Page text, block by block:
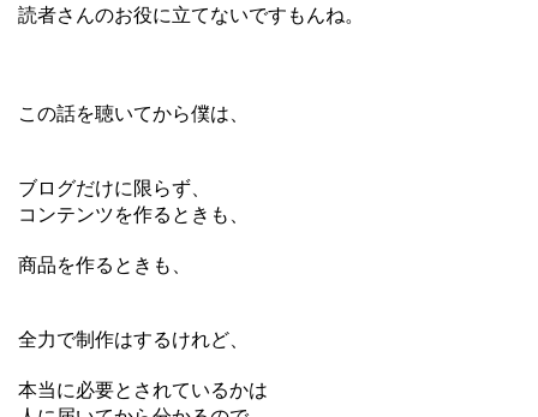
読者さんのお役に立てないですもんね。
この話を聴いてから僕は、
ブログだけに限らず、
コンテンツを作るときも、
商品を作るときも、
全力で制作はするけれど、
本当に必要とされているかは